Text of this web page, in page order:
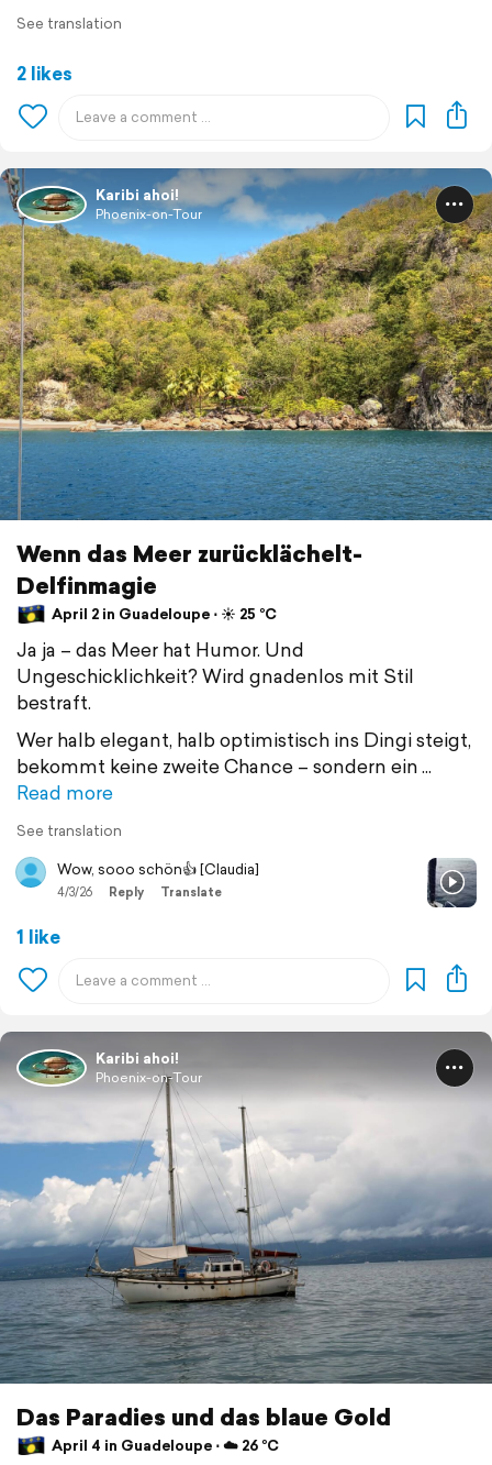
See translation
2 likes
Karibi ahoi!
Phoenix-on-Tour
Wenn das Meer zurücklächelt-
Delfinmagie
April 2 in Guadeloupe ⋅ ☀️ 25 °C
Ja ja – das Meer hat Humor. Und
Ungeschicklichkeit? Wird gnadenlos mit Stil
bestraft.
Wer halb elegant, halb optimistisch ins Dingi steigt,
bekommt keine zweite Chance – sondern ein
Read more
See translation
Wow, sooo schön👍 [Claudia]
4/3/26 Reply Translate
1 like
Karibi ahoi!
Phoenix-on-Tour
Das Paradies und das blaue Gold
April 4 in Guadeloupe ⋅ ☁️ 26 °C